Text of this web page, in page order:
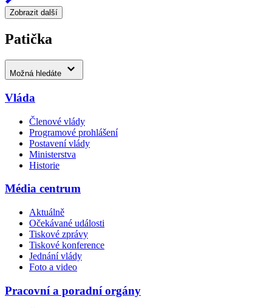
Zobrazit další
Patička
Možná hledáte
Vláda
Členové vlády
Programové prohlášení
Postavení vlády
Ministerstva
Historie
Média centrum
Aktuálně
Očekávané události
Tiskové zprávy
Tiskové konference
Jednání vlády
Foto a video
Pracovní a poradní orgány